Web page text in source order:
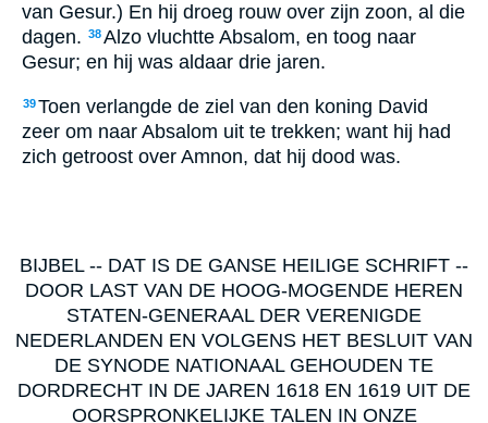
van Gesur.) En hij droeg rouw over zijn zoon, al die
dagen. 38Alzo vluchtte Absalom, en toog naar
Gesur; en hij was aldaar drie jaren.
39Toen verlangde de ziel van den koning David
zeer om naar Absalom uit te trekken; want hij had
zich getroost over Amnon, dat hij dood was.
BIJBEL -- DAT IS DE GANSE HEILIGE SCHRIFT --
DOOR LAST VAN DE HOOG-MOGENDE HEREN
STATEN-GENERAAL DER VERENIGDE
NEDERLANDEN EN VOLGENS HET BESLUIT VAN
DE SYNODE NATIONAAL GEHOUDEN TE
DORDRECHT IN DE JAREN 1618 EN 1619 UIT DE
OORSPRONKELIJKE TALEN IN ONZE